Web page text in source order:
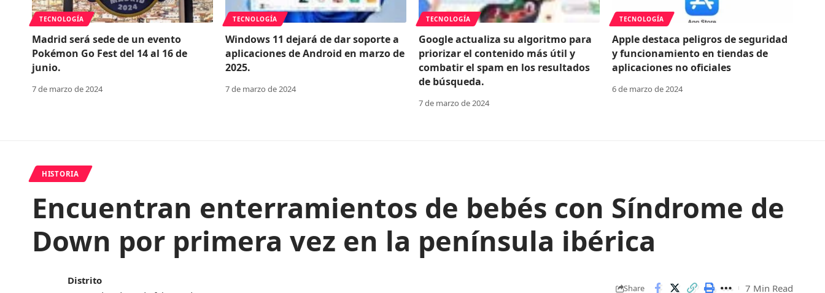
TECNOLOGÍA
Madrid será sede de un evento
Pokémon Go Fest del 14 al 16 de
junio.
7 de marzo de 2024
TECNOLOGÍA
Windows 11 dejará de dar soporte a
aplicaciones de Android en marzo de
2025.
7 de marzo de 2024
TECNOLOGÍA
Google actualiza su algoritmo para
priorizar el contenido más útil y
combatir el spam en los resultados
de búsqueda.
7 de marzo de 2024
TECNOLOGÍA
Apple destaca peligros de seguridad
y funcionamiento en tiendas de
aplicaciones no oficiales
6 de marzo de 2024
HISTORIA
Encuentran enterramientos de bebés con Síndrome de
Down por primera vez en la península ibérica
Distrito
Share 7 Min Read